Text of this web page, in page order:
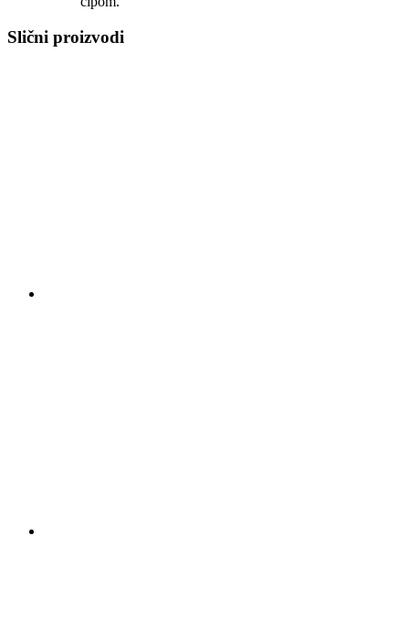
Slični proizvodi